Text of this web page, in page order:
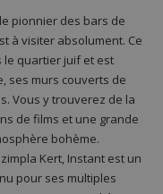
pionnier des bars de
à visiter absolument. Ce
le quartier juif et est
ses murs couverts de
Vous y trouverez de la
de films et une grande
bohème.
Kert, Instant est un
pour ses multiples